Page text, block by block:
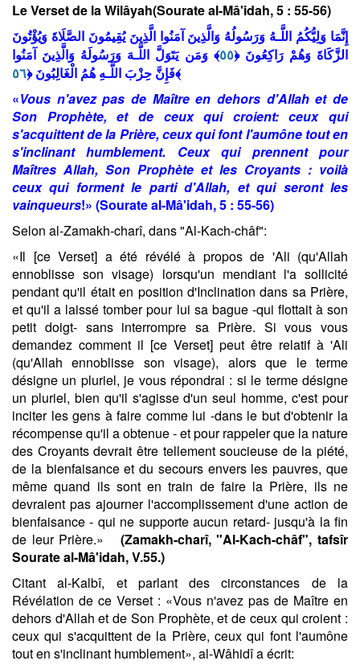
Le Verset de la Wilâyah(Sourate al-Mâ'idah, 5 : 55-56)
إِنَّمَا وَلِيُّكُمُ اللَّـهُ وَرَ‌سُولُهُ وَالَّذِينَ آمَنُوا الَّذِينَ يُقِيمُونَ الصَّلَاةَ وَيُؤْتُونَ
الزَّكَاةَ وَهُمْ رَ‌اكِعُونَ﴿٥٥﴾ وَمَن يَتَوَلَّ اللَّـهَ وَرَ‌سُولَهُ وَالَّذِينَ آمَنُوا
فَإِنَّ حِزْبَ اللَّـهِ هُمُ الْغَالِبُونَ ﴿٥٦
﴾
«Vous n'avez pas de Maître en dehors d'Allah et de
Son Prophète, et de ceux qui croient: ceux qui
s'acquittent de la Prière, ceux qui font l'aumône tout en
s'inclinant humblement. Ceux qui prennent pour
Maîtres Allah, Son Prophète et les Croyants : voilà
ceux qui forment le parti d'Allah, et qui seront les
vainqueurs!» (Sourate al-Mâ'idah, 5 : 55-56)
Selon al-Zamakh-charî, dans "Al-Kach-châf":
«Il [ce Verset] a été révélé à propos de 'Ali (qu'Allah
ennoblisse son visage) lorsqu'un mendiant l'a sollicité
pendant qu'il était en position d'Inclination dans sa Prière,
et qu'il a laissé tomber pour lui sa bague -qui flottait à son
petit doigt- sans interrompre sa Prière. Si vous vous
demandez comment il [ce Verset] peut être relatif à 'Ali
(qu'Allah ennoblisse son visage), alors que le terme
désigne un pluriel, je vous répondrai : si le terme désigne
un pluriel, bien qu'il s'agisse d'un seul homme, c'est pour
inciter les gens à faire comme lui -dans le but d'obtenir la
récompense qu'il a obtenue - et pour rappeler que la nature
des Croyants devrait être tellement soucieuse de la piété,
de la bienfaisance et du secours envers les pauvres, que
même quand ils sont en train de faire la Prière, ils ne
devraient pas ajourner l'accomplissement d'une action de
bienfaisance - qui ne supporte aucun retard- jusqu'à la fin
de leur Prière.» (Zamakh-charî, "Al-Kach-châf", tafsîr
Sourate al-Mâ'idah, V.55.)
Citant al-Kalbî, et parlant des circonstances de la
Révélation de ce Verset : «Vous n'avez pas de Maître en
dehors d'Allah et de Son Prophète, et de ceux qui croient :
ceux qui s'acquittent de la Prière, ceux qui font l'aumône
tout en s'inclinant humblement», al-Wâhidî a écrit: